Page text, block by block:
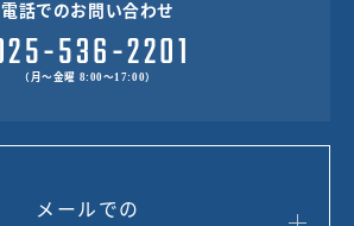
電話でのお問い合わせ
（月～金曜 8:00～17:00）
メールでの